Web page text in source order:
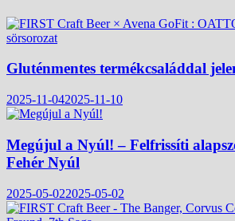
Gluténmentes termékcsaláddal
2025-11-042025-11-10
Megújul a Nyúl! – Felfrissíti
Fehér Nyúl
2025-05-022025-05-02